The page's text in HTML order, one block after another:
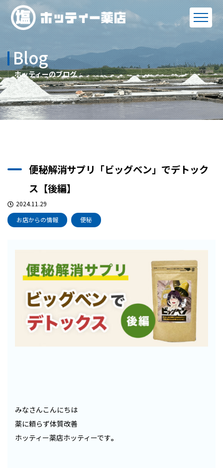
Blog
ホッティーのブログ
便秘解消サプリ「ビッグベン」でデトック
ス【後編】
2024.11.29
お店からの情報
便秘
みなさんこんにちは
薬に頼らず体質改善
ホッティー薬店ホッティーです。